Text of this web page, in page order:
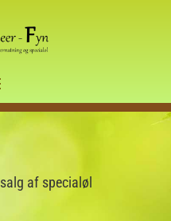
af specialøl